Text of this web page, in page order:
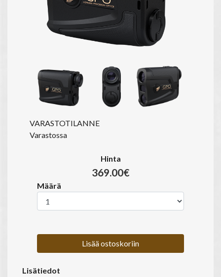
VARASTOTILANNE
Varastossa
Hinta
369.00€
Määrä
Lisää ostoskoriin
Lisätiedot